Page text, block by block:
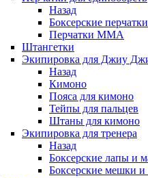
Назад
Боксерские перчатки
Перчатки ММА
Штангетки
Экипировка для Джиу
Назад
Кимоно
Пояса для кимоно
Тейпы для пальцев
Штаны для кимоно
Экипировка для тренера
Назад
Боксерские лапы и
Боксерские мешки